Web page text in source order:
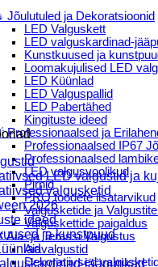
Jõulutuled ja Dekoratsioonid
LED Valguskett
LED valguskardinad-
Kunstkuused ja
Loomakujulised LED
LED Küünlad
LED Valguspallid
LED Pabertähed
Kingituste ideed
Professionaalsed ja
Professionaalsed IP67
Professionaalsed
LED valgusvoolikud
Pirnid
PRO toodete lisatarvikud
Valgusketide ja
Valguskettide paigaldus
Aia- ja Terassi Valgustus
Aiavalgustid
Dekoratiivsed valgusketid
LED valgustid ja
valgusketid
2026
ideed
ja kunstpuud
jääpurikad